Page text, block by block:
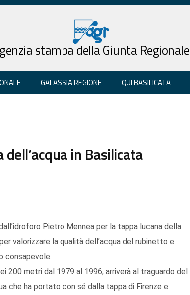
stampa della Giunta Regionale
GALASSIA REGIONE QUI BASILICATA
in Basilicata
Pietro Mennea per la tappa lucana della
valorizzare la qualità dell’acqua del rubinetto e
consapevole.
200 metri dal 1979 al 1996, arriverà al traguardo del
che ha portato con sé dalla tappa di Firenze e